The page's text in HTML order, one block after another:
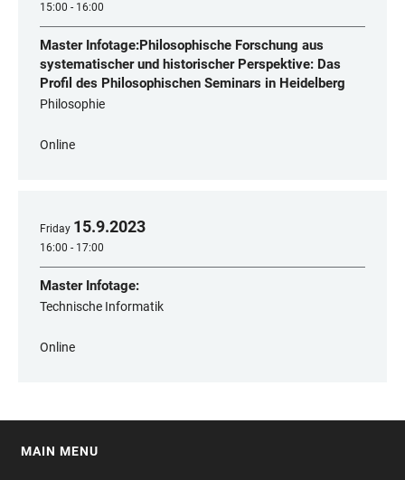
15:00 - 16:00
Master Infotage:Philosophische Forschung aus
systematischer und historischer Perspektive: Das
Profil des Philosophischen Seminars in Heidelberg
Philosophie
Online
Friday 15.9.2023
16:00 - 17:00
Master Infotage:
Technische Informatik
Online
MAIN MENU